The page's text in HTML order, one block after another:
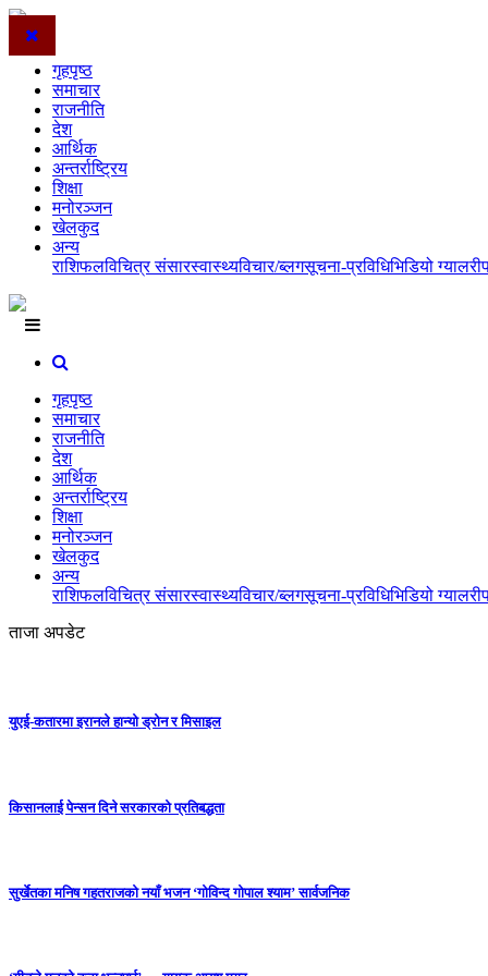
गृहपृष्ठ
समाचार
राजनीति
देश
आर्थिक
अन्तर्राष्ट्रिय
शिक्षा
मनोरञ्जन
खेलकुद
अन्य
राशिफलविचित्र संसारस्वास्थ्यविचार/ब्लगसूचना-प्रविधिभिडियो ग्यालरी
गृहपृष्ठ
समाचार
राजनीति
देश
आर्थिक
अन्तर्राष्ट्रिय
शिक्षा
मनोरञ्जन
खेलकुद
अन्य
राशिफलविचित्र संसारस्वास्थ्यविचार/ब्लगसूचना-प्रविधिभिडियो ग्यालरी
ताजा अपडेट
युएई-कतारमा इरानले हान्यो ड्रोन र मिसाइल
किसानलाई पेन्सन दिने सरकारको प्रतिबद्धता
सुर्खेतका मनिष गहतराजको नयाँ भजन ‘गोविन्द गोपाल श्याम’ सार्वजनिक